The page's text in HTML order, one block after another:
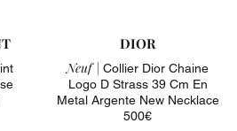
DIOR
Neuf | Collier Dior Chaine
Logo D Strass 39 Cm En
Metal Argente New Necklace
500€